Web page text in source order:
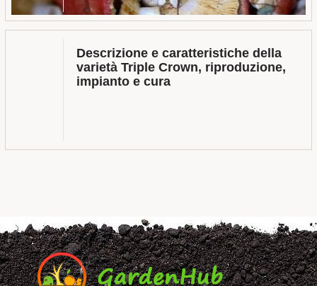
Descrizione e caratteristiche della
varietà Triple Crown, riproduzione,
impianto e cura